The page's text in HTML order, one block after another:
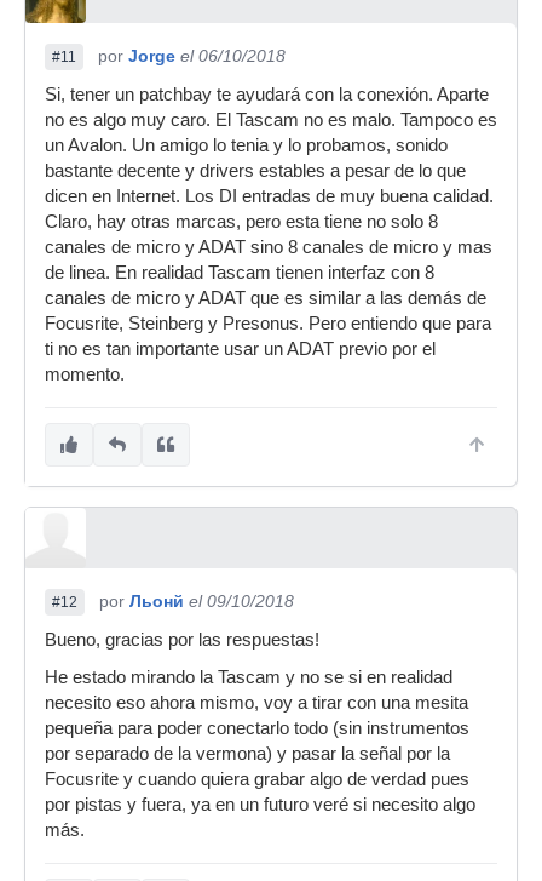
#11 por Jorge el 06/10/2018
Si, tener un patchbay te ayudará con la conexión. Aparte
no es algo muy caro. El Tascam no es malo. Tampoco es
un Avalon. Un amigo lo tenia y lo probamos, sonido
bastante decente y drivers estables a pesar de lo que
dicen en Internet. Los DI entradas de muy buena calidad.
Claro, hay otras marcas, pero esta tiene no solo 8
canales de micro y ADAT sino 8 canales de micro y mas
de linea. En realidad Tascam tienen interfaz con 8
canales de micro y ADAT que es similar a las demás de
Focusrite, Steinberg y Presonus. Pero entiendo que para
ti no es tan importante usar un ADAT previo por el
momento.
#12 por Льонй el 09/10/2018
Bueno, gracias por las respuestas!
He estado mirando la Tascam y no se si en realidad
necesito eso ahora mismo, voy a tirar con una mesita
pequeña para poder conectarlo todo (sin instrumentos
por separado de la vermona) y pasar la señal por la
Focusrite y cuando quiera grabar algo de verdad pues
por pistas y fuera, ya en un futuro veré si necesito algo
más.